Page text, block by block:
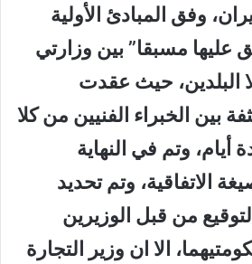
وفق المبادئ الأولية
عليها مسبقا” بين وزارتي
البلدين، حيث عقدت
بين الخبراء الفنيين من كلا
أيام، وتم في النهاية
الاتفاقية، وتم تحديد
من قبل الوزيرين
الا ان وزير التجارة